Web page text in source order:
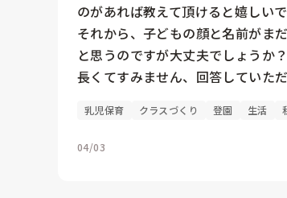
のがあれば教えて頂けると嬉しいで
それから、子どもの顔と名前がま
と思うのですが大丈夫でしょうか
長くてすみません、回答していた
乳児保育 クラスづくり 登園 生活
04/03